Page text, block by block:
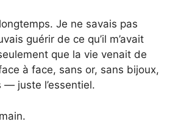
Je ne savais pas
guérir de ce qu’il m’avait
que la vie venait de
à face, sans or, sans bijoux,
— juste l’essentiel.